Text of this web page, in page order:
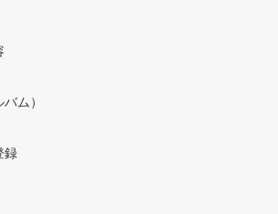
ム）
録